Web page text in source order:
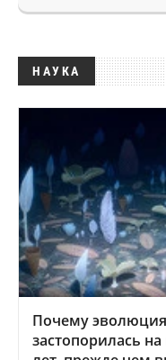
НАУКА
Почему эволюция
застопорилась